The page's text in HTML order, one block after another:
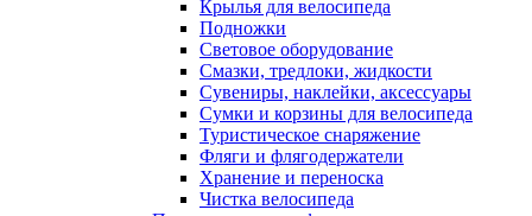
Крылья для велосипеда
Подножки
Световое оборудование
Смазки, тредлоки, жидкости
Сувениры, наклейки, аксессуары
Сумки и корзины для велосипеда
Туристическое снаряжение
Фляги и флягодержатели
Хранение и переноска
Чистка велосипеда